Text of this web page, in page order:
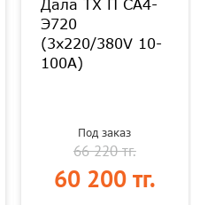
Дала TX П СА4-
Э720
(3x220/380V 10-
100A)
Под заказ
66 220 тг.
60 200 тг.